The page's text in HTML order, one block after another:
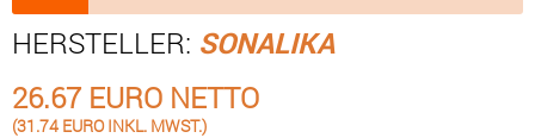
HERSTELLER: SONALIKA
26.67 EURO NETTO
(31.74 EURO INKL. MWST.)